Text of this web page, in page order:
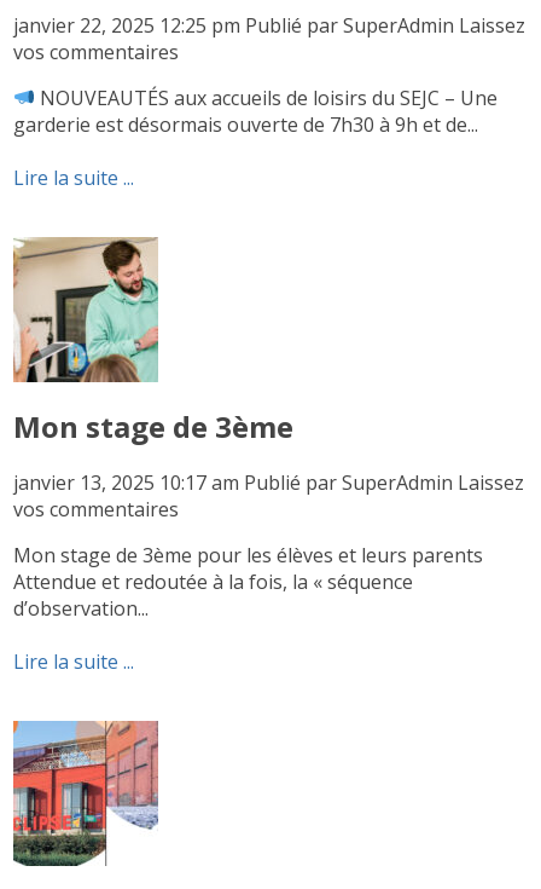
janvier 22, 2025 12:25 pm Publié parSuperAdmin Laissez
vos commentaires
NOUVEAUTÉS aux accueils de loisirs du SEJC – Une
garderie est désormais ouverte de 7h30 à 9h et de...
Lire la suite ...
Mon stage de 3ème
janvier 13, 2025 10:17 am Publié parSuperAdmin Laissez
vos commentaires
Mon stage de 3ème pour les élèves et leurs parents
Attendue et redoutée à la fois, la « séquence
d’observation...
Lire la suite ...